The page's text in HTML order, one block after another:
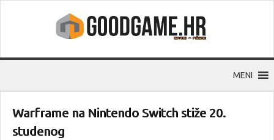
MENI
Warframe na Nintendo Switch stiže 20.
studenog